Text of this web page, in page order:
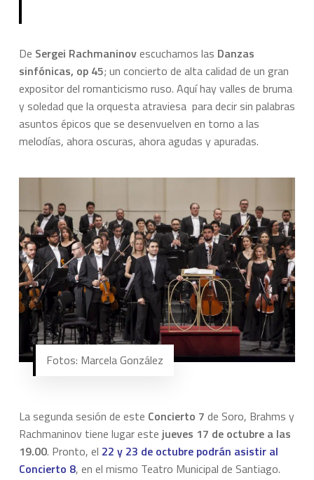
De Sergei Rachmaninovescuchamos las Danzas
sinfónicas, op 45; un concierto de alta calidad de un gran
expositor del romanticismo ruso. Aquí hay valles de bruma
y soledad que la orquesta atraviesa para decir sin palabras
asuntos épicos que se desenvuelven en torno a las
melodías, ahora oscuras, ahora agudas y apuradas.
Fotos: Marcela González
La segunda sesión de este Concierto 7 de Soro, Brahms y
Rachmaninov tiene lugar este jueves 17 de octubre a las
19.00. Pronto, el 22 y 23 de octubre podrán asistir al
Concierto 8, en el mismo Teatro Municipal de Santiago.